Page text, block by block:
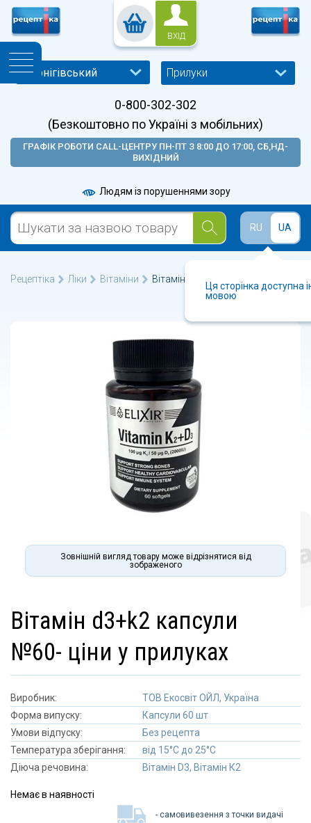
ВХІД
Прилуки
0-800-302-302
(Безкоштовно по Україні з мобільних)
ГРАФІК РОБОТИ CALL-ЦЕНТРУ ПН-ПТ З 8:00 ДО 17:00, СБ,НД-
ВИХІДНИЙ
Людям із порушеннями зору
RU UA
Ця сторінка доступна
мовою
Рецептіка Ліки Вітаміни Вітамін D3+K2 капсули №60
Зовнішній вигляд товару може відрізнятися від
зображеного
вітамін d3+k2 капсули
№60- ціни у прилуках
Виробник:
ТОВ Екосвіт ОЙЛ, Україна
Форма випуску:
Капсули 60 шт
Умови відпуску:
Без рецепта
Температура зберігання:
від 15°C до 25°C
Діюча речовина:
Вітамін D3, Вітамін К2
Немає в наявності
- самовивезення з точки видачі